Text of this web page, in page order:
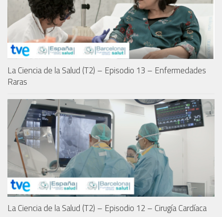
La Ciencia de la Salud (T2) – Episodio 13 – Enfermedades
Raras
La Ciencia de la Salud (T2) – Episodio 12 – Cirugía Cardíaca